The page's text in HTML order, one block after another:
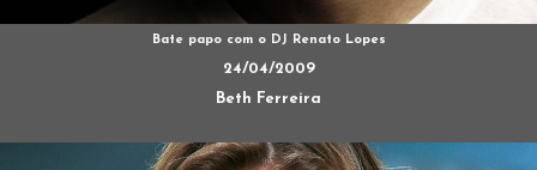
Bate papo com o DJ Renato Lopes
24/04/2009
Beth Ferreira